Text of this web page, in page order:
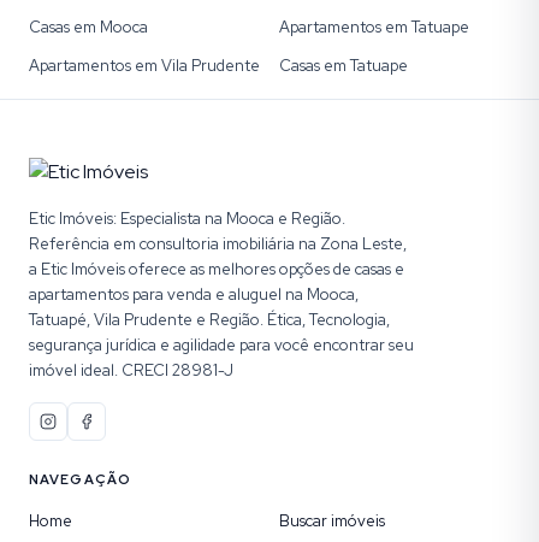
Casas em Mooca
Apartamentos em Tatuape
Apartamentos em Vila Prudente
Casas em Tatuape
Etic Imóveis: Especialista na Mooca e Região.
Referência em consultoria imobiliária na Zona Leste,
a Etic Imóveis oferece as melhores opções de casas e
apartamentos para venda e aluguel na Mooca,
Tatuapé, Vila Prudente e Região. Ética, Tecnologia,
segurança jurídica e agilidade para você encontrar seu
imóvel ideal. CRECI 28981-J
NAVEGAÇÃO
Home Buscar imóveis